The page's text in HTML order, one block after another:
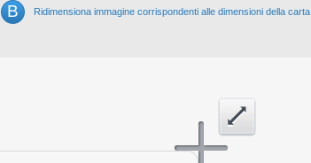
B Ridimensiona immagine corrispondenti alle dimensioni della carta.